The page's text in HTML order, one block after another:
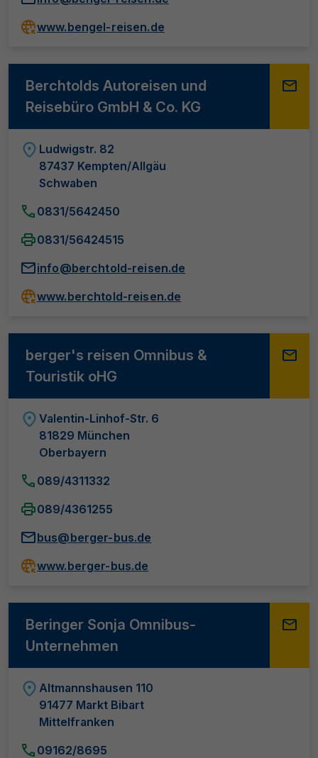
www.bengel-reisen.de
Berchtolds Autoreisen und
Reisebüro GmbH & Co. KG
Ludwigstr. 82
87437 Kempten/Allgäu
Schwaben
0831/5642450
0831/56424515
info@berchtold-reisen.de
www.berchtold-reisen.de
berger's reisen Omnibus &
Touristik oHG
Valentin-Linhof-Str. 6
81829 München
Oberbayern
089/4311332
089/4361255
bus@berger-bus.de
www.berger-bus.de
Beringer Sonja Omnibus-
Unternehmen
Altmannshausen 110
91477 Markt Bibart
Mittelfranken
09162/8695